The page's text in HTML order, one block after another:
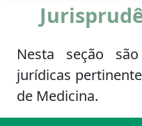
Nesta seção
jurídicas
de Medicina.